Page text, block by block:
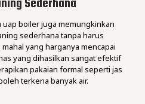
boiler juga memungkinkan
sederhana tanpa harus
yang harganya mencapai
yang dihasilkan sangat efektif
pakaian formal seperti jas
terkena banyak air.